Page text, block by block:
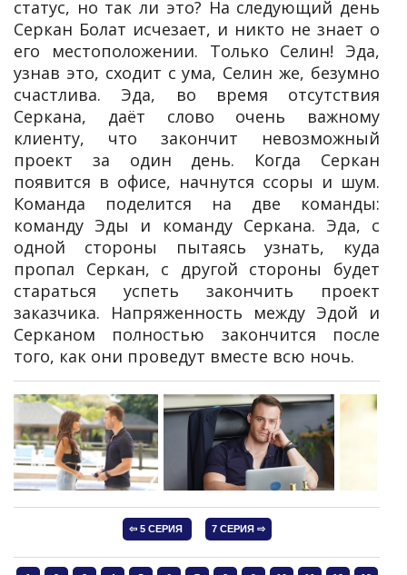
статус, но так ли это? На следующий день
Серкан Болат исчезает, и никто не знает о
его местоположении. Только Селин! Эда,
узнав это, сходит с ума, Селин же, безумно
счастлива. Эда, во время отсутствия
Серкана, даёт слово очень важному
клиенту, что закончит невозможный
проект за один день. Когда Серкан
появится в офисе, начнутся ссоры и шум.
Команда поделится на две команды:
команду Эды и команду Серкана. Эда, с
одной стороны пытаясь узнать, куда
пропал Серкан, с другой стороны будет
стараться успеть закончить проект
заказчика. Напряженность между Эдой и
Серканом полностью закончится после
того, как они проведут вместе всю ночь.